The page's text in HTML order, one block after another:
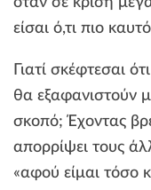
είσαι ό,τι πιο
Γιατί σκέφτεσαι
θα εξαφανιστούν
σκοπό; Έχοντας
απορρίψει τους
«αφού είμαι τόσο